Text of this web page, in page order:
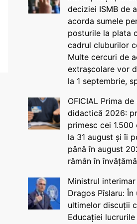
deciziei ISMB de
acorda sumele
posturile la plata
cadrul cluburilor
Multe cercuri de
extrașcolare vor
la 1 septembrie,
OFICIAL Prima de
didactică 2026:
primesc cei 1.500
la 31 august și îi
până în august
rămân în
Ministrul
Dragos Pîslaru: În
ultimelor discuții
Educației